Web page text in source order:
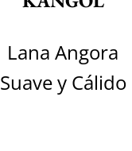
Lana Angora
Suave y Cálido